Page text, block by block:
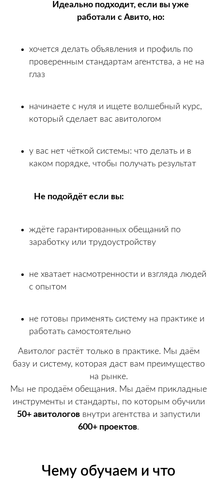
Идеально подходит, если вы уже
работали с Авито, но:
хочется делать объявления и профиль по
проверенным стандартам агентства, а не на
глаз
начинаете с нуля и ищете волшебный курс,
который сделает вас авитологом
у вас нет чёткой системы: что делать и в
каком порядке, чтобы получать результат
Не подойдёт если вы:
ждёте гарантированных обещаний по
заработку или трудоустройству
не хватает насмотренности и взгляда людей
с опытом
не готовы применять систему на практике и
работать самостоятельно
Авитолог растёт только в практике. Мы даём
базу и систему, которая даст вам преимущество
на рынке.
Мы не продаём обещания. Мы даём прикладные
инструменты и стандарты, по которым обучили
50+ авитологов внутри агентства и запустили
600+ проектов.
Чему обучаем и что